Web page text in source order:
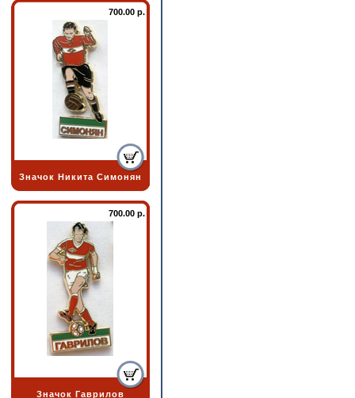
700.00 р.
Значок Никита Симонян
700.00 р.
Значок Гаврилов